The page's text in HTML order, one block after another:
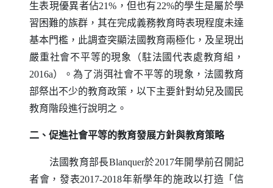
生表現優異者佔21%，但也有22%的學生是屬於學
習困難的族群，其在完成義務教育時表現程度未達
基本門檻，此調查突顯法國教育兩極化，及呈現出
嚴重社會不平等的現象（駐法國代表處教育組，
2016a）。為了消弭社會不平等的現象，法國教育
部祭出不少的教育政策，以下主要針對幼兒及國民
教育階段進行說明之。
二、促進社會平等的教育發展方針與教育策略
法國教育部長Blanquer於2017年開學前召開記
者會，發表2017-2018年新學年的施政以打造「信